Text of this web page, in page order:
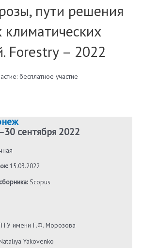
пути решения
климатических
Forestry – 2022
бесплатное участие
–30 сентября 2022
15.03.2022
Scopus
имени Г.Ф. Морозова
Yakovenko